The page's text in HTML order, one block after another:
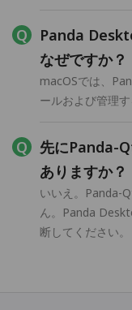
Panda
なぜですか？
macOSでは、
ールおよび管理
先にPanda-
ありますか？
いいえ。Panda-
ん。Panda
断してください。